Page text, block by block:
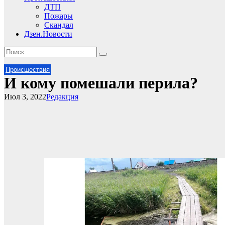
ДТП
Пожары
Скандал
Дзен.Новости
Происшествия
И кому помешали перила?
Редакция
Июл 3, 2022